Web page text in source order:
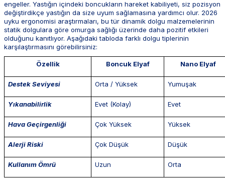
engeller. Yastığın içindeki boncukların hareket kabiliyeti, siz pozisyon
değiştirdikçe yastığın da size uyum sağlamasına yardımcı olur. 2026
uyku ergonomisi araştırmaları, bu tür dinamik dolgu malzemelerinin
statik dolgulara göre omurga sağlığı üzerinde daha pozitif etkileri
olduğunu kanıtlıyor. Aşağıdaki tabloda farklı dolgu tiplerinin
karşılaştırmasını görebilirsiniz:
Özellik Boncuk Elyaf Nano Elyaf
Destek Seviyesi Orta / Yüksek Yumuşak
Yıkanabilirlik Evet (Kolay) Evet
Hava Geçirgenliği Çok Yüksek Yüksek
Alerji Riski Çok Düşük Düşük
Kullanım Ömrü Uzun Orta